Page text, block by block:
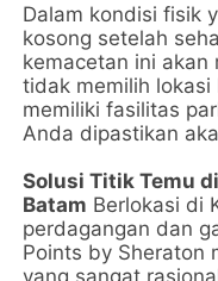
Dalam kondisi fisik
kosong setelah
kemacetan ini akan
tidak memilih
memiliki fasilitas
Anda dipastikan
Solusi Titik Temu
Batam Berlokasi di
perdagangan dan
Points by Sheraton
yang sangat